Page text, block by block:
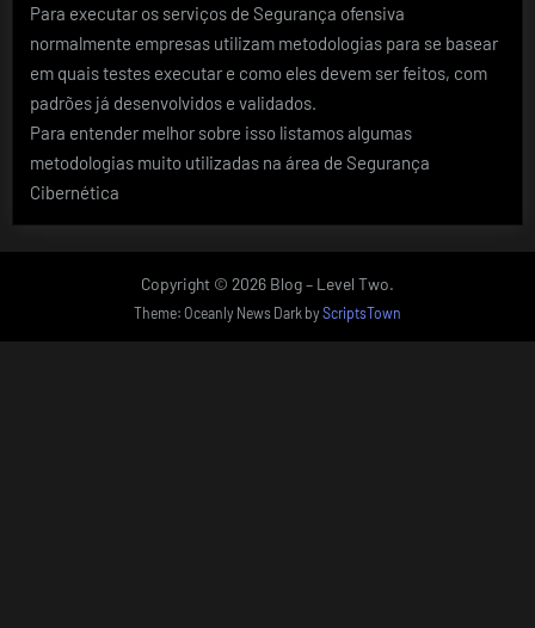
Para executar os serviços de Segurança ofensiva
normalmente empresas utilizam metodologias para se basear
em quais testes executar e como eles devem ser feitos, com
padrões já desenvolvidos e validados.
Para entender melhor sobre isso listamos algumas
metodologias muito utilizadas na área de Segurança
Cibernética
Copyright © 2026 Blog – Level Two.
Theme: Oceanly News Dark byScriptsTown